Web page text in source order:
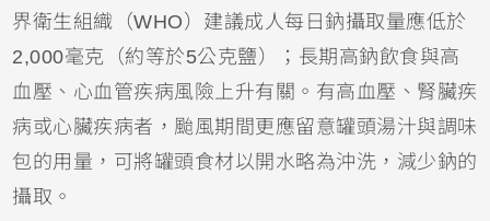
界衛生組織（WHO）建議成人每日鈉攝取量應低於
2,000毫克（約等於5公克鹽）；長期高鈉飲食與高
血壓、心血管疾病風險上升有關。有高血壓、腎臟疾
病或心臟疾病者，颱風期間更應留意罐頭湯汁與調味
包的用量，可將罐頭食材以開水略為沖洗，減少鈉的
攝取。